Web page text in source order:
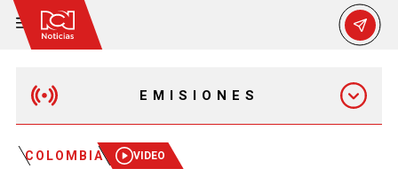
EMISIONES
MAÑANA EXPRESS
COLOMBIA VIDEO